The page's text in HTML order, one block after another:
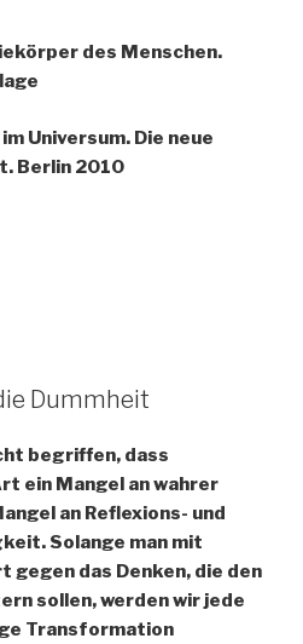
des Menschen.
Universum. Die neue
Berlin 2010
Dummheit
begriffen, dass
ein Mangel an wahrer
an Reflexions- und
Solange man mit
das Denken, die den
sollen, werden wir jede
Transformation